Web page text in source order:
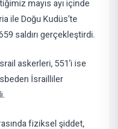
mayıs ayı içinde
ile Doğu Kudüs’te
saldırı gerçekleştirdi.
askerleri, 551’i ise
İsrailliler
fiziksel şiddet,